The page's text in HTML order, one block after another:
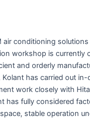
air conditioning
workshop is currently
and orderly
Kolant has carried out
work closely with
has fully considered
stable operation